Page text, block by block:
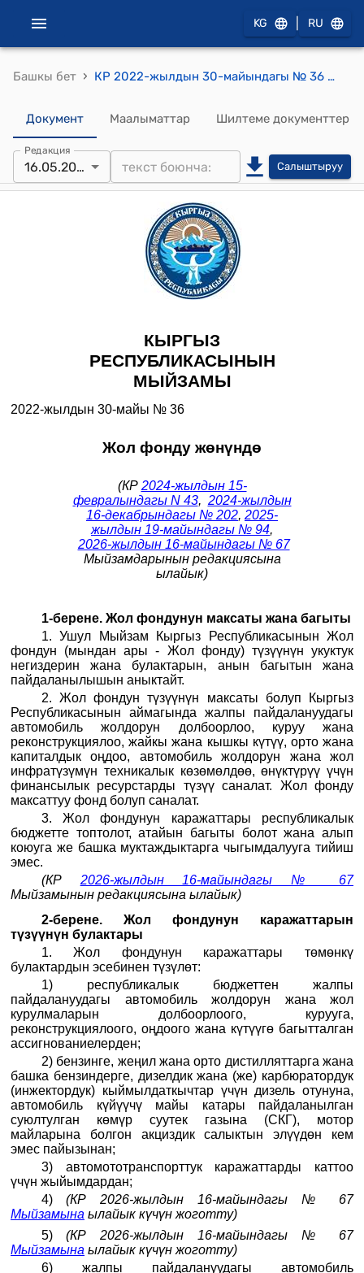
KG RU
Башкы бет › КР 2022-жылдын 30-майындагы № 36 "Жол фонду жөнүндө" Мыйзамы
Документ Маалыматтар Шилтеме документтер
Редакция
16.05.2026 Салыштыруу